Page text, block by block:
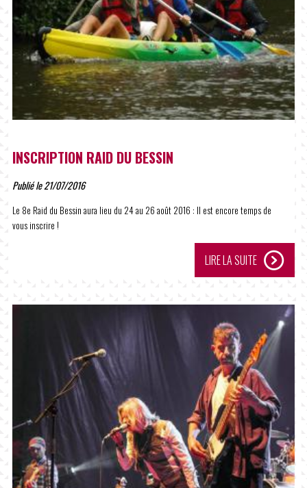
INSCRIPTION RAID DU BESSIN
Publié le 21/07/2016
Le 8e Raid du Bessin aura lieu du 24 au 26 août 2016 : Il est encore temps de
vous inscrire !
LIRE LA SUITE